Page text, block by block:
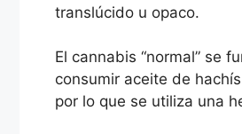
translúcido u opaco.
El cannabis “normal” se
consumir aceite de
por lo que se utiliza una